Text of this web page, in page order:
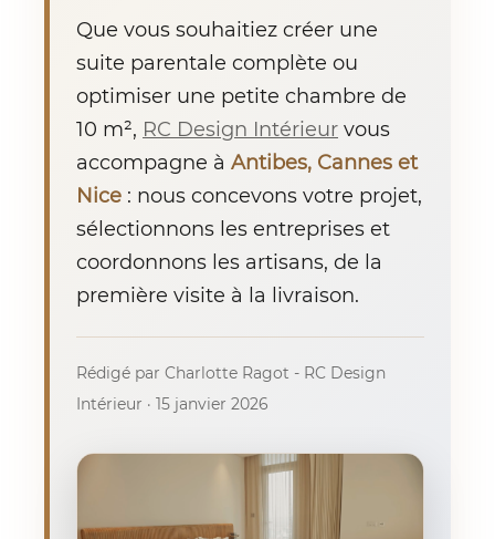
Que vous souhaitiez créer une
suite parentale complète ou
optimiser une petite chambre de
10 m², RC Design Intérieur vous
accompagne à Antibes, Cannes et
Nice : nous concevons votre projet,
sélectionnons les entreprises et
coordonnons les artisans, de la
première visite à la livraison.
Rédigé par Charlotte Ragot - RC Design
Intérieur · 15 janvier 2026